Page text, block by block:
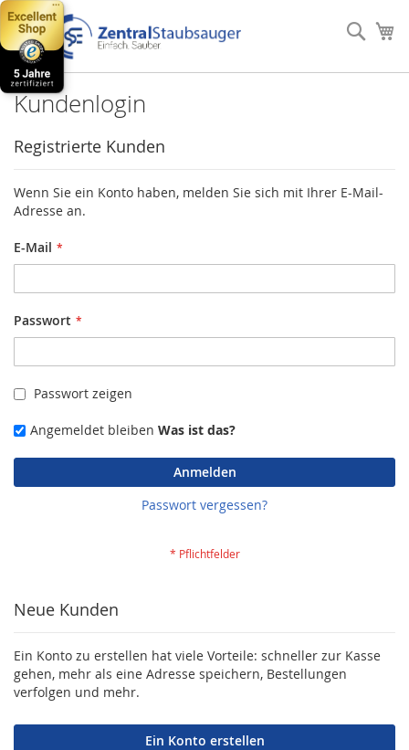
Direkt
zum
Inhalt
Kundenlogin
Registrierte Kunden
Wenn Sie ein Konto haben, melden Sie sich mit Ihrer E-Mail-
Adresse an.
E-Mail
Passwort
Passwort zeigen
Angemeldet bleiben Was ist das?
Anmelden
Passwort vergessen?
Neue Kunden
Ein Konto zu erstellen hat viele Vorteile: schneller zur Kasse
gehen, mehr als eine Adresse speichern, Bestellungen
verfolgen und mehr.
Ein Konto erstellen